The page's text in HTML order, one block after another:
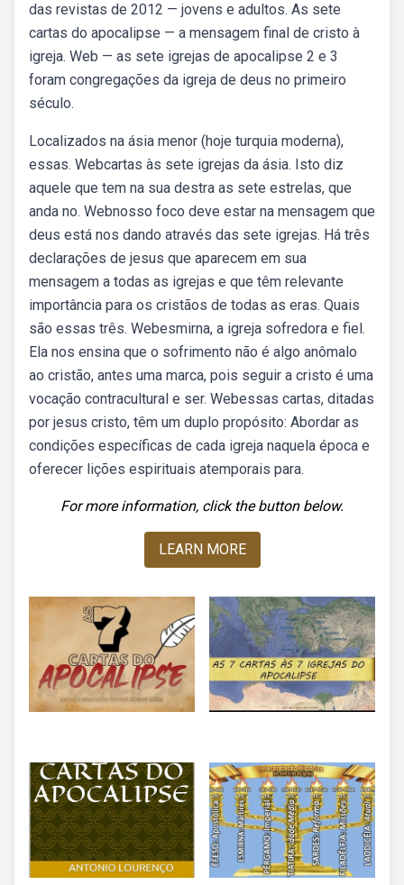
das revistas de 2012 — jovens e adultos. As sete
cartas do apocalipse — a mensagem final de cristo à
igreja. Web — as sete igrejas de apocalipse 2 e 3
foram congregações da igreja de deus no primeiro
século.
Localizados na ásia menor (hoje turquia moderna),
essas. Webcartas às sete igrejas da ásia. Isto diz
aquele que tem na sua destra as sete estrelas, que
anda no. Webnosso foco deve estar na mensagem que
deus está nos dando através das sete igrejas. Há três
declarações de jesus que aparecem em sua
mensagem a todas as igrejas e que têm relevante
importância para os cristãos de todas as eras. Quais
são essas três. Webesmirna, a igreja sofredora e fiel.
Ela nos ensina que o sofrimento não é algo anômalo
ao cristão, antes uma marca, pois seguir a cristo é uma
vocação contracultural e ser. Webessas cartas, ditadas
por jesus cristo, têm um duplo propósito: Abordar as
condições específicas de cada igreja naquela época e
oferecer lições espirituais atemporais para.
For more information, click the button below.
LEARN MORE